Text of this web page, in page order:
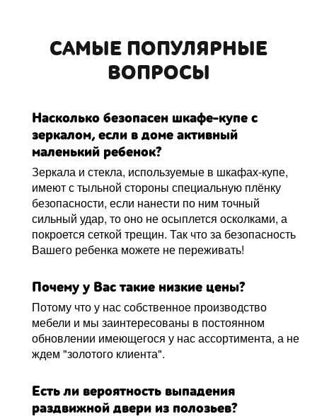
САМЫЕ ПОПУЛЯРНЫЕ
ВОПРОСЫ
Насколько безопасен шкафе-купе с
зеркалом, если в доме активный
маленький ребенок?
Зеркала и стекла, используемые в шкафах-купе,
имеют с тыльной стороны специальную плёнку
безопасности, если нанести по ним точный
сильный удар, то оно не осыплется осколками, а
покроется сеткой трещин. Так что за безопасность
Вашего ребенка можете не переживать!
Почему у Вас такие низкие цены?
Потому что у нас собственное производство
мебели и мы заинтересованы в постоянном
обновлении имеющегося у нас ассортимента, а не
ждем "золотого клиента".
Есть ли вероятность выпадения
раздвижной двери из полозьев?